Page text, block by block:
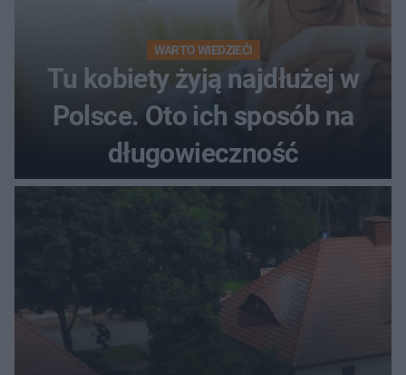
WARTO WIEDZIEĆ!
Tu kobiety żyją najdłużej w
Polsce. Oto ich sposób na
długowieczność